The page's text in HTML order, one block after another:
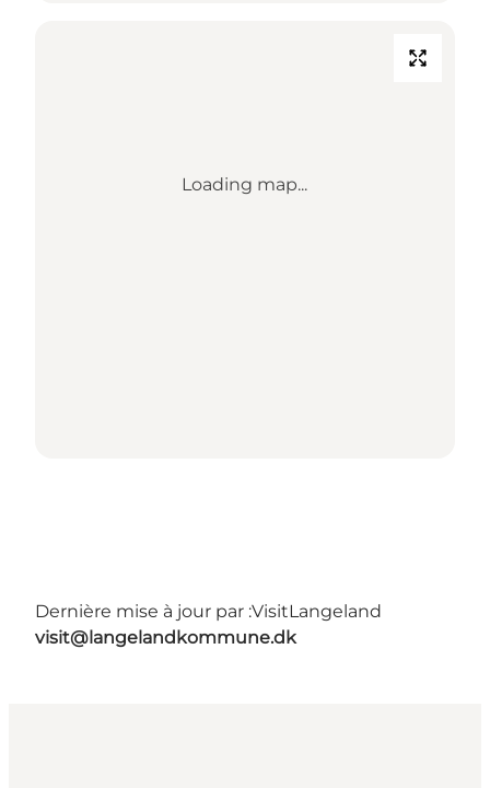
Loading map...
Dernière mise à jour par :VisitLangeland
visit@langelandkommune.dk